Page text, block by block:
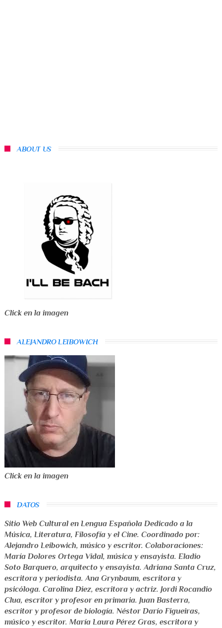
ABOUT US
Click en la imagen
ALEJANDRO LEIBOWICH
Click en la imagen
DATOS
Sitio Web Cultural en Lengua Española Dedicado a la
Música, Literatura, Filosofía y el Cine. Coordinado por:
Alejandro Leibowich, músico y escritor. Colaboraciones:
María Dolores Ortega Vidal, música y ensayista. Eladio
Soto Barquero, arquitecto y ensayista.Adriana Santa Cruz,
escritora y periodista.Ana Grynbaum, escritora y
psicóloga. Carolina Diez, escritora y actriz. Jordi Rocandio
Clua, escritor y profesor en primaria. Juan Basterra,
escritor y profesor de biología. Néstor Darío Figueiras,
músico y escritor. María Laura Pérez Gras, escritora y